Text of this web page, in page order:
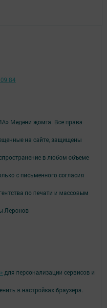
Мәдәни җомга. Все права
на сайте, защищены
в любом объеме
с письменного согласия
по печати и массовым
Леронов
для персонализации сервисов и
в настройках браузера.
84